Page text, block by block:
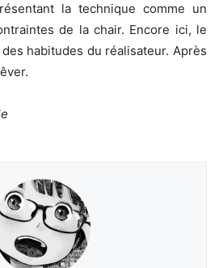
la technique comme un
de la chair. Encore ici, le
habitudes du réalisateur. Après